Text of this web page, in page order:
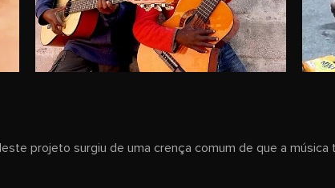
projeto surgiu de uma crença comum de que a